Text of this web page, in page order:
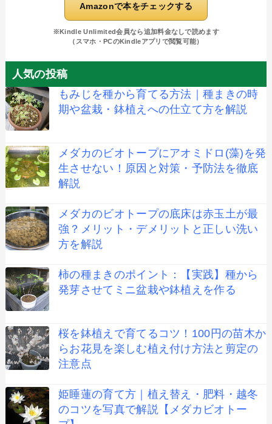
Amazonで本をチェックする
※Kindle Unlimited会員なら追加料金なしで読めます
（スマホ・PCのKindleアプリで閲覧可能）
人気の投稿
もみじを種から育てる方法｜種まきの時
期や盆栽・鉢植えへの仕立て方を解説
メダカのビオトープにアオミドロ(藻)を発
生させない！原因と対策・予防法を徹底
解説
メダカのビオトープの底床は赤玉土が最
強？メリット・デメリットと正しい洗い
方を解説
柿の種まきのポイント：【実践】種から
発芽させてミニ盆栽や鉢植えを作る
桜を鉢植えで育てるコツ！100円の苗木か
らお花見を楽しむ植え付け方法と剪定の
注意点
姫睡蓮の育て方｜植え替え・肥料・越冬
のコツを写真で解説【メダカビオトー